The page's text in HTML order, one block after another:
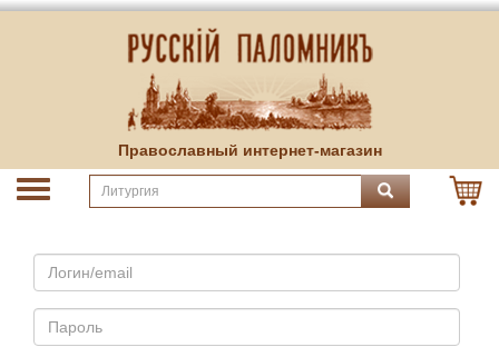
Православный интернет-магазин
Email
Пароль